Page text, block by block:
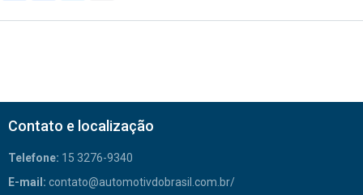
Contato e localização
Telefone: 15 3276-9340
E-mail: contato@automotivdobrasil.com.br/